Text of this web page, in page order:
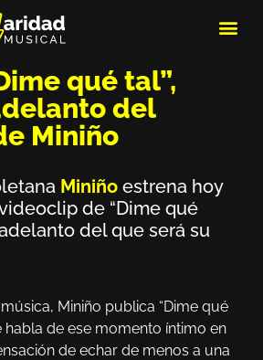
qué tal”,
del
Miniño
Miniño estrena hoy
de “Dime qué
del que será su
Miniño publica “Dime qué
habla de ese momento íntimo en
de echar de menos a una